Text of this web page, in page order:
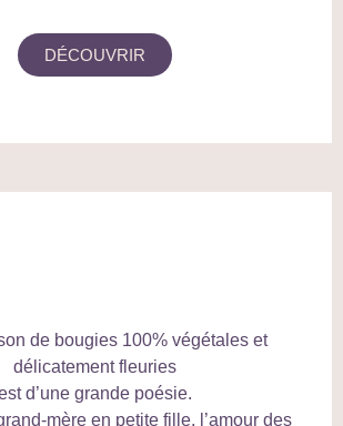
DÉCOUVRIR
de bougies 100% végétales et
délicatement fleuries
d’une grande poésie.
mère en petite fille, l’amour des